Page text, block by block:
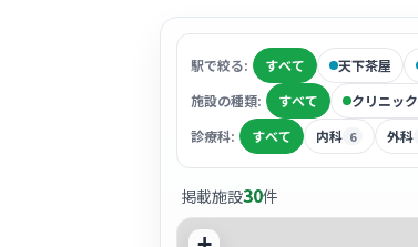
駅で絞る: すべて 天下茶屋
施設の種類:
すべて クリニック
診療科: すべて 内科 6 外科
掲載施設30件